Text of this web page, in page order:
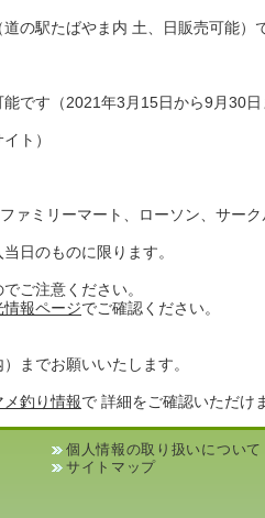
の駅たばやま内 土、日販売可能）
です（2021年3月15日から9月30
イト）
ァミリーマート、ローソン、サー
日のものに限ります。
ご注意ください。
情報ページでご確認ください。
までお願いいたします。
メ釣り情報で 詳細をご確認いただけ
個人情報の取り扱いについて
サイトマップ